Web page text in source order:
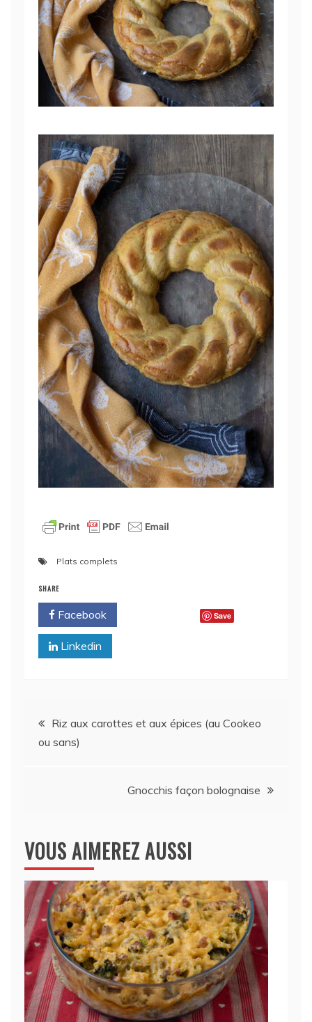
Plats complets
SHARE
Facebook Save
Linkedin
Navigation
de
Riz aux carottes et aux épices (au Cookeo
ou sans)
Gnocchis façon bolognaise
VOUS AIMEREZ AUSSI